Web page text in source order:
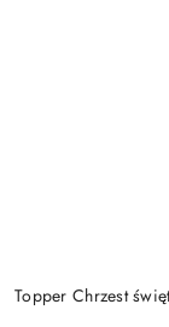
Topper Chrzest